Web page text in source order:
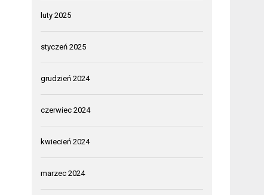
luty 2025
styczeń 2025
grudzień 2024
czerwiec 2024
kwiecień 2024
marzec 2024